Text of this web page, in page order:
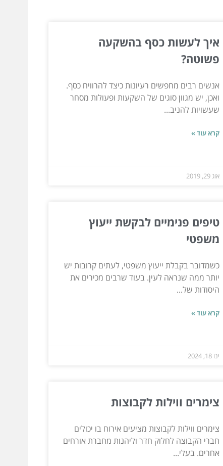
איך לעשות כסף בהשקעה
פשוטה?
אנשים רבים מחפשים רעיונות כיצד להרוויח כסף.
ואכן, יש מגוון סוגים של השקעות ופעולות מסחר
שעשויות להניב...
קרא עוד »
אוג 29, 2019
טיפים פנימיים לבקשת ייעוץ
משפטי
כשמדובר בקבלת ייעוץ משפטי, לעתים קרובות יש
יותר ממה שנראה לעין. בעוד שרבים מכירים את
היסודות של...
קרא עוד »
ינו 18, 2024
צימרים ווילות לקבוצות
צימרים ווילות לקבוצות מציעים אירוח בו יכולים
חברי הקבוצה לחלוק חדר וליהנות מחברת אורחים
אחרים. בעלי...